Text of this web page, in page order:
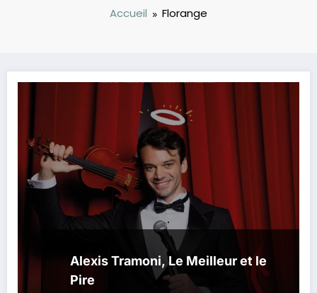
Accueil Florange
Alexis Tramoni, Le Meilleur et le
Pire